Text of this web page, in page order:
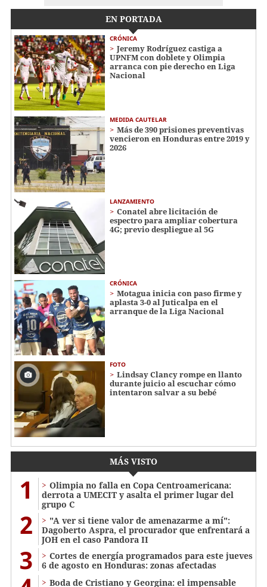
EN PORTADA
CRÓNICA
Jeremy Rodríguez castiga a
UPNFM con doblete y Olimpia
arranca con pie derecho en Liga
Nacional
MEDIDA CAUTELAR
Más de 390 prisiones preventivas
vencieron en Honduras entre 2019 y
2026
LANZAMIENTO
Conatel abre licitación de
espectro para ampliar cobertura
4G; previo despliegue al 5G
CRÓNICA
Motagua inicia con paso firme y
aplasta 3-0 al Juticalpa en el
arranque de la Liga Nacional
FOTO
Lindsay Clancy rompe en llanto
durante juicio al escuchar cómo
intentaron salvar a su bebé
MÁS VISTO
1
Olimpia no falla en Copa Centroamericana:
derrota a UMECIT y asalta el primer lugar del
grupo C
2
"A ver si tiene valor de amenazarme a mí":
Dagoberto Aspra, el procurador que enfrentará a
JOH en el caso Pandora II
3
Cortes de energía programados para este jueves
6 de agosto en Honduras: zonas afectadas
Boda de Cristiano y Georgina: el impensable